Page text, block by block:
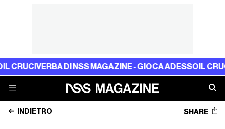
DI NSS MAGAZINE - GIOCA ADESSOIL
INDIETRO SHARE